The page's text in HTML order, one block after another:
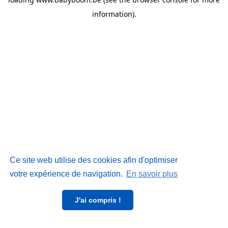
Ce site web utilise des cookies afin d'optimiser
votre expérience de navigation. En savoir plus
J'ai compris !
information).